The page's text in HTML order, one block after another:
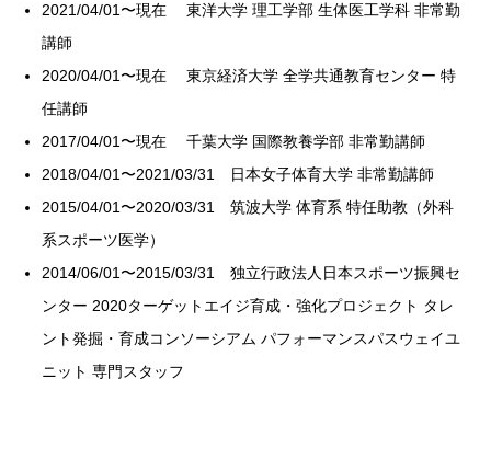
2021/04/01〜現在 東洋大学 理工学部 生体医工学科 非常勤
講師
2020/04/01〜現在 東京経済大学 全学共通教育センター 特
任講師
2017/04/01〜現在 千葉大学 国際教養学部 非常勤講師
2018/04/01〜2021/03/31 日本女子体育大学 非常勤講師
2015/04/01〜2020/03/31 筑波大学 体育系 特任助教（外科
系スポーツ医学）
2014/06/01〜2015/03/31 独立行政法人日本スポーツ振興セ
ンター 2020ターゲットエイジ育成・強化プロジェクト タレ
ント発掘・育成コンソーシアム パフォーマンスパスウェイユ
ニット 専門スタッフ